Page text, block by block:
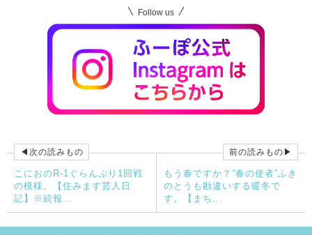
Follow us
◀次の読みもの
こにおのR-1ぐらんぷり1回戦
の模様。【住みます芸人日
記】※続報...
前の読みもの▶
もう春ですか？“春の使者”ふき
のとうも勘違いする暖冬で
す。【まち...